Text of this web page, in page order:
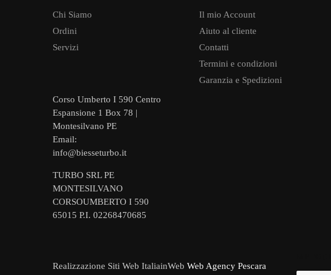
Chi Siamo
Ordini
Servizi
Corso Umberto I 590 Centro
Espansione 1 Box 78 |
Montesilvano PE
Email:
info@biesseturbo.it
TURBO SRL PE
MONTESILVANO
CORSOUMBERTO I 590
65015 P.I. 02268470685
Il mio Account
Aiuto al cliente
Contatti
Termini e condizioni
Garanzia e Spedizioni
Realizzazione Siti Web ItaliainWeb Web Agency Pescara